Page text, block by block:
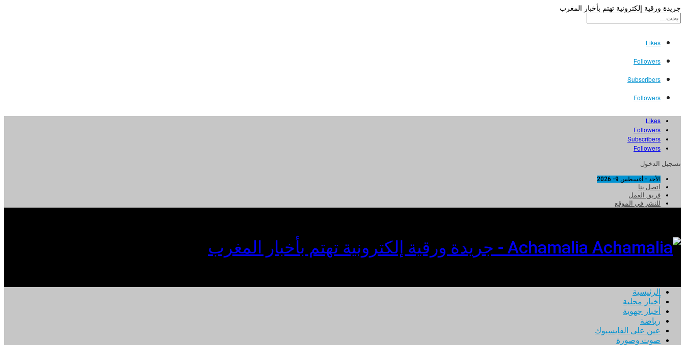
جريدة ورقية إلكترونية تهتم بأخبار المغرب
Likes
Followers
Subscribers
Followers
Likes
Followers
Subscribers
Followers
تسجيل الدخول
الأحد - أغسطس 9- 2026
اتصل بنا
فريق العمل
للنشر في الموقع
Achamalia - جريدة ورقية إلكترونية تهتم بأخبار المغرب
الرئيسية
أخبار محلية
أخبار جهوية
رياضة
عين على الفايسبوك
صوت وصورة